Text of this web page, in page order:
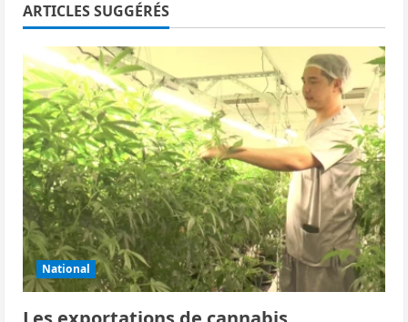
t
i
o
n
d
’
a
r
ARTICLES SUGGÉRÉS
National